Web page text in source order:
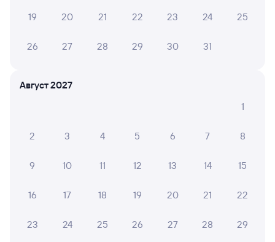
Отели Алдана
Железнодорожные билеты Алдан
19 20 21 22 23 24 25
26 27 28 29 30 31
Август 2027
1
2 3 4 5 6 7 8
9 10 11 12 13 14 15
16 17 18 19 20 21 22
23 24 25 26 27 28 29